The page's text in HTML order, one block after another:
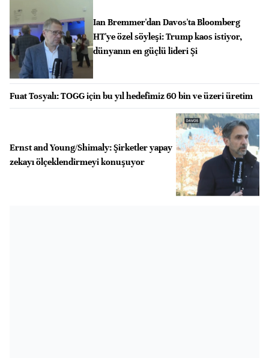
Ian Bremmer'dan Davos'ta Bloomberg
HT'ye özel söyleşi: Trump kaos istiyor,
dünyanın en güçlü lideri Şi
Fuat Tosyalı: TOGG için bu yıl hedefimiz 60 bin ve üzeri üretim
Ernst and Young/Shimaly: Şirketler yapay
zekayı ölçeklendirmeyi konuşuyor